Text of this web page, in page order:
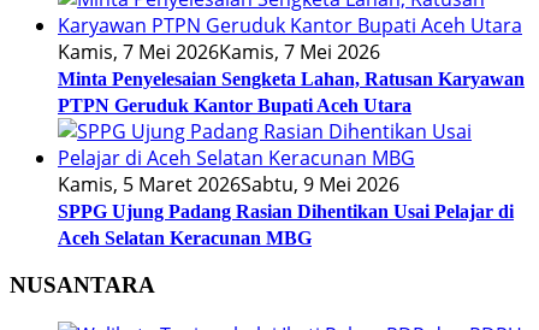
Kamis, 7 Mei 2026Kamis, 7 Mei 2026
Minta Penyelesaian Sengketa Lahan, Ratusan Karyawan
PTPN Geruduk Kantor Bupati Aceh Utara
Kamis, 5 Maret 2026Sabtu, 9 Mei 2026
SPPG Ujung Padang Rasian Dihentikan Usai Pelajar di
Aceh Selatan Keracunan MBG
NUSANTARA